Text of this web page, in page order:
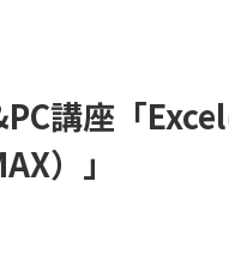
講座「
）」